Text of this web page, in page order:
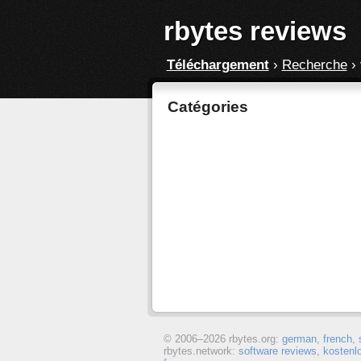
rbytes reviews
Téléchargement› Recherche›
Catégories
© 2006–2026 rbytes.org: german, french,
rbytes.network: software reviews,